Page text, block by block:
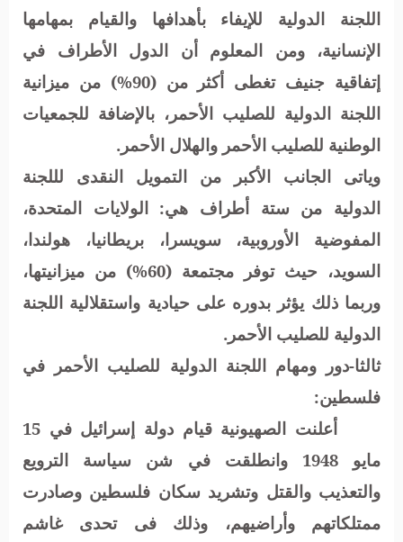
اللجنة الدولية للإيفاء بأهدافها والقيام بمهامها
الإنسانية، ومن المعلوم أن الدول الأطراف في
إتفاقية جنيف تغطى أكثر من (90%) من ميزانية
اللجنة الدولية للصليب الأحمر، بالإضافة للجمعيات
الوطنية للصليب الأحمر والهلال الأحمر.
وياتى الجانب الأكبر من التمويل النقدى لللجنة
الدولية من ستة أطراف هي: الولايات المتحدة،
المفوضية الأوروبية، سويسرا، بريطانيا، هولندا،
السويد، حيث توفر مجتمعة (60%) من ميزانيتها،
وربما ذلك يؤثر بدوره على حيادية واستقلالية اللجنة
الدولية للصليب الأحمر.
ثالثا-دور ومهام اللجنة الدولية للصليب الأحمر في
فلسطين:
أعلنت الصهيونية قيام دولة إسرائيل في 15
مايو 1948 وانطلقت في شن سياسة الترويع
والتعذيب والقتل وتشريد سكان فلسطين وصادرت
ممتلكاتهم وأراضيهم، وذلك فى تحدى غاشم